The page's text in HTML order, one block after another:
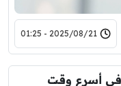
2025/08/21 - 01:25
في أسرع وقت